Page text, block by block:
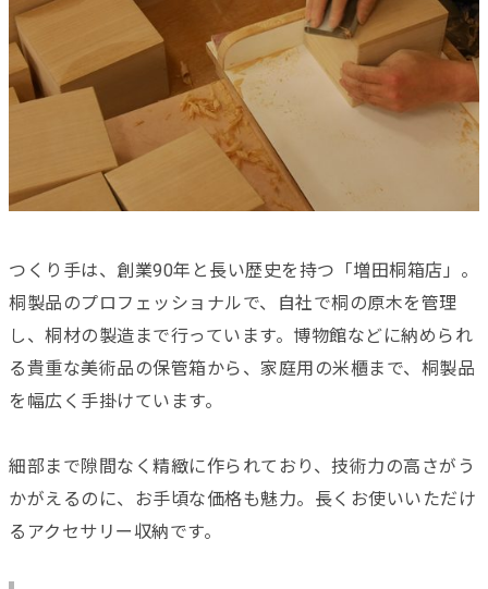
つくり手は、創業90年と長い歴史を持つ「増田桐箱店」。
桐製品のプロフェッショナルで、自社で桐の原木を管理
し、桐材の製造まで行っています。博物館などに納められ
る貴重な美術品の保管箱から、家庭用の米櫃まで、桐製品
を幅広く手掛けています。
細部まで隙間なく精緻に作られており、技術力の高さがう
かがえるのに、お手頃な価格も魅力。長くお使いいただけ
るアクセサリー収納です。